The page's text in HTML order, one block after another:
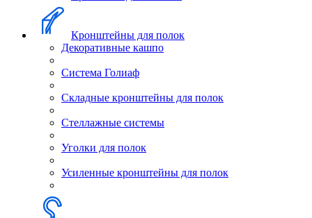
Кронштейны для полок
Декоративные кашпо
Система Голиаф
Складные кронштейны для полок
Стеллажные системы
Уголки для полок
Усиленные кронштейны для полок